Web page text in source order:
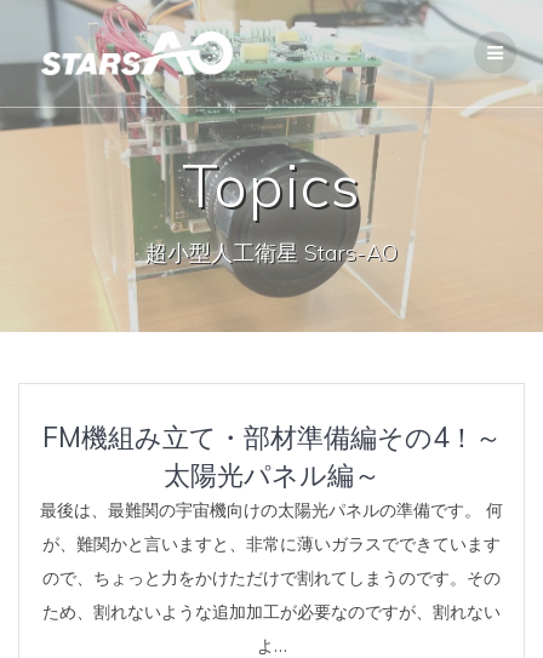
Topics
超小型人工衛星 Stars-AO
FM機組み立て・部材準備編その4！～
太陽光パネル編～
最後は、最難関の宇宙機向けの太陽光パネルの準備です。 何
が、難関かと言いますと、非常に薄いガラスでできています
ので、ちょっと力をかけただけで割れてしまうのです。その
ため、割れないような追加加工が必要なのですが、割れない
よ…